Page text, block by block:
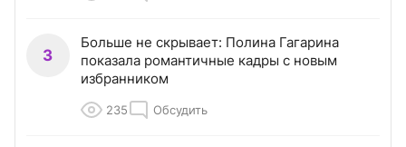
3
Больше не скрывает: Полина Гагарина
показала романтичные кадры с новым
избранником
235 Обсудить